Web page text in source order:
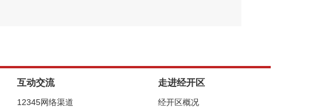
互动交流
12345网络渠道
走进经开区
经开区概况